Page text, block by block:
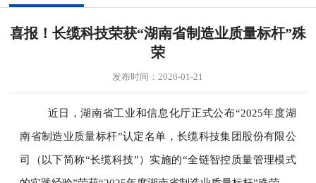
喜报！长缆科技荣获“湖南省制造业质量标杆”殊
荣
发布时间：2026-01-21
近日，湖南省工业和信息化厅正式公布“2025年度湖
南省制造业质量标杆”认定名单，长缆科技集团股份有限公
司（以下简称“长缆科技”）实施的“全链智控质量管理模式